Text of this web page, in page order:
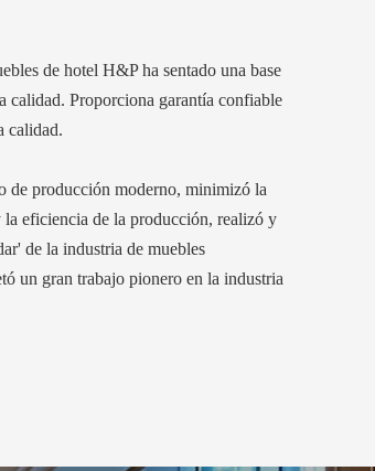
de hotel H&P ha sentado una base
calidad. Proporciona garantía confiable
calidad.
de producción moderno, minimizó la
eficiencia de la producción, realizó y
de la industria de muebles
un gran trabajo pionero en la industria